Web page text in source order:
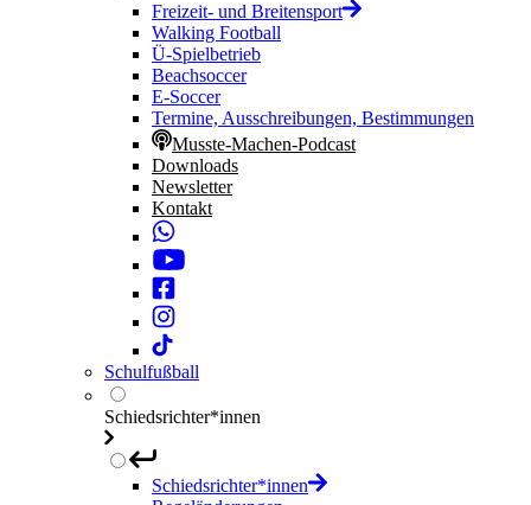
Freizeit- und Breitensport
Walking Football
Ü-Spielbetrieb
Beachsoccer
E-Soccer
Termine, Ausschreibungen, Bestimmungen
Musste-Machen-Podcast
Downloads
Newsletter
Kontakt
Schulfußball
Schiedsrichter*innen
Schiedsrichter*innen